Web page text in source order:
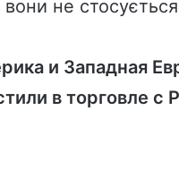
вони не
и Западная
в торговле с